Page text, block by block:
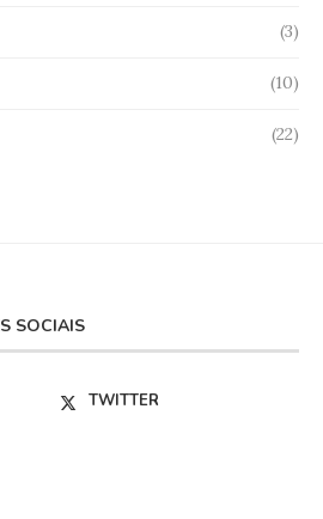
(3)
(10)
(22)
SOCIAIS
TWITTER